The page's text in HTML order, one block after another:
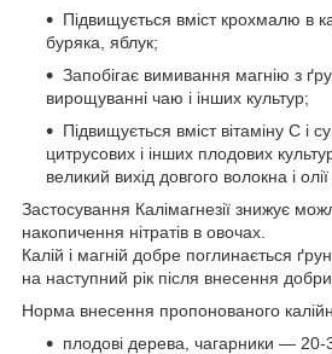
Підвищується вміст крохмалю в
буряка, яблук;
Запобігає вимивання магнію з
вирощуванні чаю і інших культур;
Підвищується вміст вітаміну С і
цитрусових і інших плодових
великий вихід довгого волокна і
Застосування Калімагнезії знижує
накопичення нітратів в овочах.
Калій і магній добре поглинається
на наступний рік після внесення
Норма внесення пропонованого
плодові дерева, чагарники — 20-